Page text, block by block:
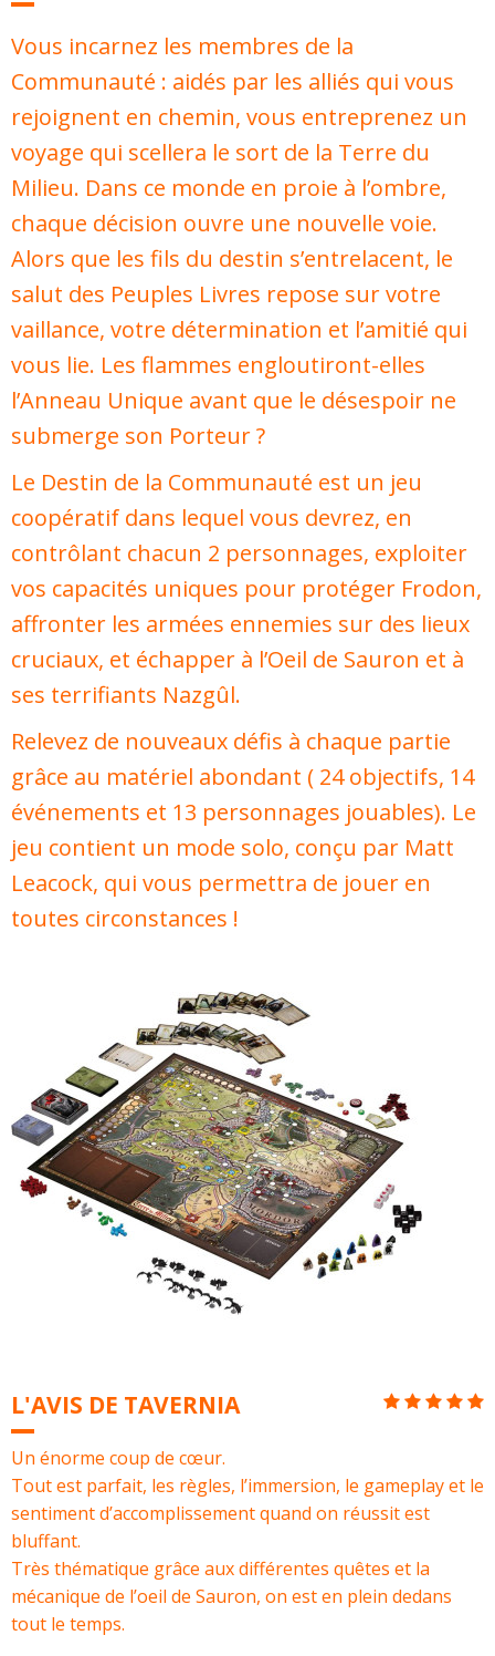
Vous incarnez les membres de la
Communauté : aidés par les alliés qui vous
rejoignent en chemin, vous entreprenez un
voyage qui scellera le sort de la Terre du
Milieu. Dans ce monde en proie à l’ombre,
chaque décision ouvre une nouvelle voie.
Alors que les fils du destin s’entrelacent, le
salut des Peuples Livres repose sur votre
vaillance, votre détermination et l’amitié qui
vous lie. Les flammes engloutiront-elles
l’Anneau Unique avant que le désespoir ne
submerge son Porteur ?
Le Destin de la Communauté est un jeu
coopératif dans lequel vous devrez, en
contrôlant chacun 2 personnages, exploiter
vos capacités uniques pour protéger Frodon,
affronter les armées ennemies sur des lieux
cruciaux, et échapper à l’Oeil de Sauron et à
ses terrifiants Nazgûl.
Relevez de nouveaux défis à chaque partie
grâce au matériel abondant ( 24 objectifs, 14
événements et 13 personnages jouables). Le
jeu contient un mode solo, conçu par Matt
Leacock, qui vous permettra de jouer en
toutes circonstances !
L'AVIS DE TAVERNIA
Un énorme coup de cœur.
Tout est parfait, les règles, l’immersion, le gameplay et le
sentiment d’accomplissement quand on réussit est
bluffant.
Très thématique grâce aux différentes quêtes et la
mécanique de l’oeil de Sauron, on est en plein dedans
tout le temps.